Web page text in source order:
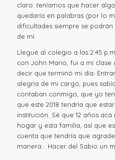
claro: teníamos que hacer
quedaría en palabras (por lo
dificultades siempre se
de mí.
Llegué al colegio a las 2:45
con John Mario, fui a mi clase
decir que terminó mi día.
alegría de mi cargo, pues
contaban conmigo, que yo
que este 2018 tendría que
institución. Sé que 12 años
hogar y esta familia, así que
cuenta que tendría que
manera… Hacer del Sabio un